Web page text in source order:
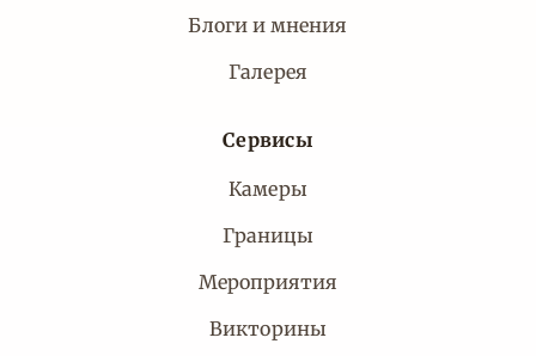
Блоги и мнения
Галерея
Сервисы
Камеры
Границы
Мероприятия
Викторины